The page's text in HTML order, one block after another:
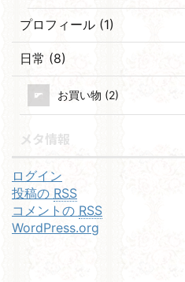
プロフィール (1)
日常 (8)
お買い物 (2)
メタ情報
ログイン
投稿の RSS
コメントの RSS
WordPress.org